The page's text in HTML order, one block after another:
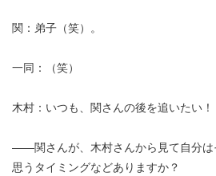
関：弟子（笑）。
一同：（笑）
木村：いつも、関さんの後を追いたい
――関さんが、木村さんから見て自分は
思うタイミングなどありますか？